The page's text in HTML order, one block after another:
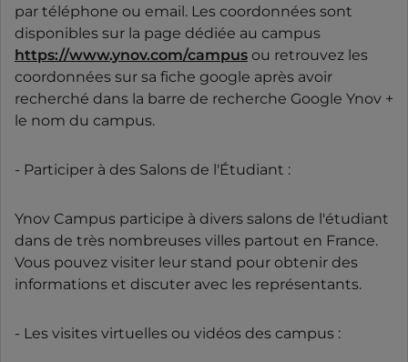
par téléphone ou email. Les coordonnées sont
disponibles sur la page dédiée au campus
https://www.ynov.com/campus ou retrouvez les
coordonnées sur sa fiche google après avoir
recherché dans la barre de recherche Google Ynov +
le nom du campus.
- Participer à des Salons de l'Étudiant :
Ynov Campus participe à divers salons de l'étudiant
dans de très nombreuses villes partout en France.
Vous pouvez visiter leur stand pour obtenir des
informations et discuter avec les représentants.
- Les visites virtuelles ou vidéos des campus :